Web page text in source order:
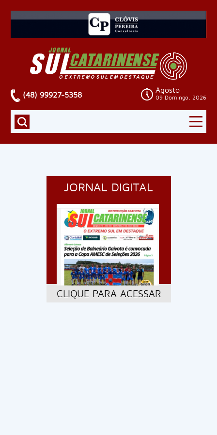
(48) 99927-5358
Agosto
09 Domingo, 2026
JORNAL DIGITAL
CLIQUE PARA ACESSAR